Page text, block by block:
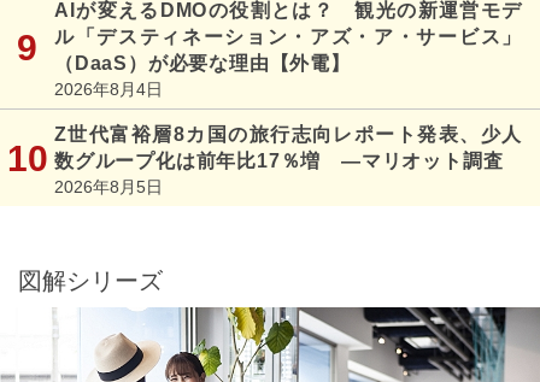
AIが変えるDMOの役割とは？ 観光の新運営モデ
ル「デスティネーション・アズ・ア・サービス」
（DaaS）が必要な理由【外電】
2026年8月4日
Z世代富裕層8カ国の旅行志向レポート発表、少人
数グループ化は前年比17％増 ―マリオット調査
2026年8月5日
図解シリーズ